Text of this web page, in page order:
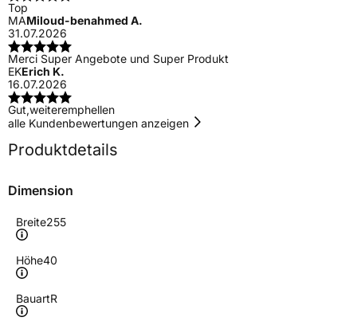
Top
MAMiloud-benahmed A.
31.07.2026
Merci Super Angebote und Super Produkt
EKErich K.
16.07.2026
Gut,weiteremphellen
alle Kundenbewertungen anzeigen
Produktdetails
Dimension
Breite255
Höhe40
BauartR